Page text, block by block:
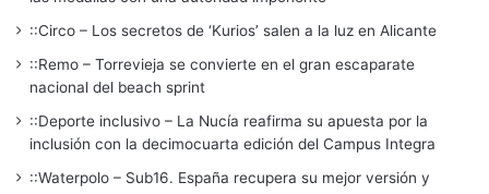
::Circo – Los secretos de ‘Kurios’ salen a la luz en Alicante
::Remo – Torrevieja se convierte en el gran escaparate
nacional del beach sprint
::Deporte inclusivo – La Nucía reafirma su apuesta por la
inclusión con la decimocuarta edición del Campus Integra
::Waterpolo – Sub16. España recupera su mejor versión y